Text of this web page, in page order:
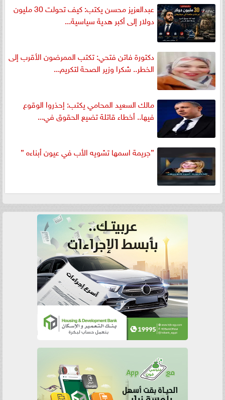
عبدالعزيز محسن يكتب: كيف تحولت 30 مليون
دولار إلى أكبر هدية سياسية...
دكتورة فاتن فتحي: تكتب الممرضون الأقرب إلى
الخطر.. شكرا وزير الصحة لتكريم...
مالك السعيد المحامي يكتب: إحذروا الوقوع
فيها.. أخطاء قاتلة تضيع الحقوق في...
”جريمة اسمها تشويه الأب في عيون أبناءه ”